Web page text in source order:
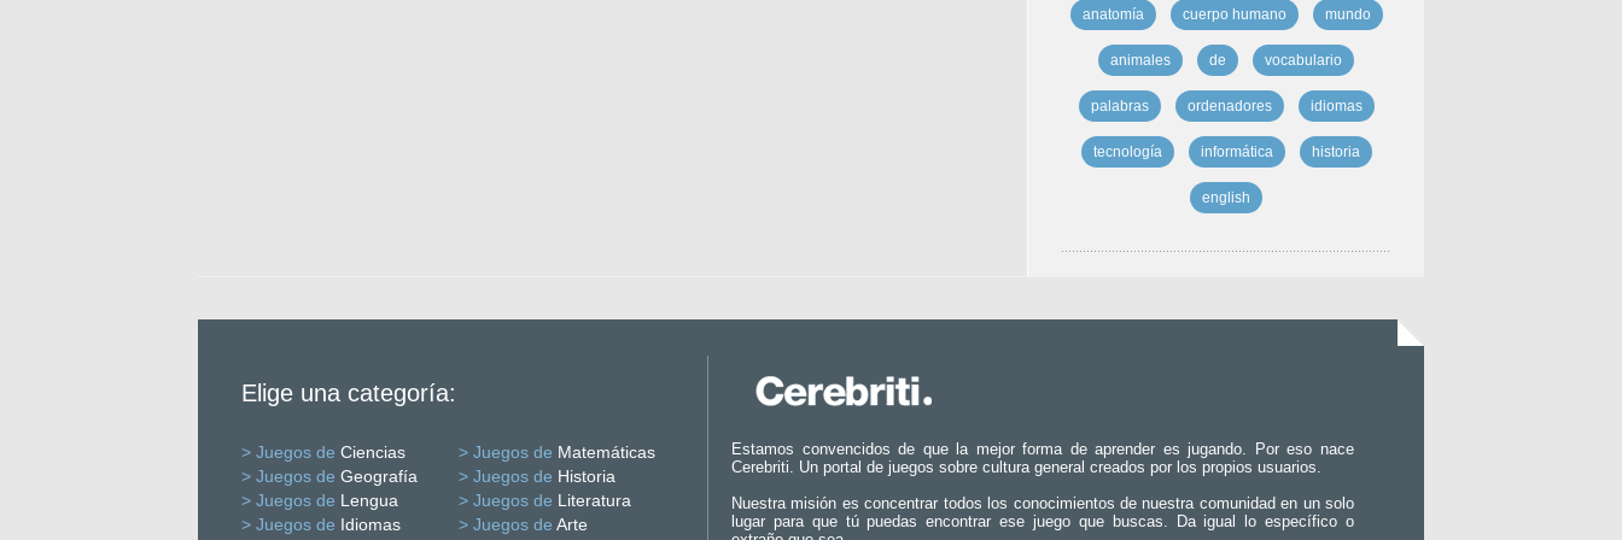
anatomía cuerpo humano mundo
animales de vocabulario
palabras ordenadores idiomas
tecnología informática historia
english
Elige una categoría:
> Juegos de Ciencias > Juegos de Matemáticas
> Juegos de Geografía > Juegos de Historia
> Juegos de Lengua > Juegos de Literatura
> Juegos de Idiomas > Juegos de Arte
Estamos convencidos de que la mejor forma de aprender es jugando. Por eso nace
Cerebriti. Un portal de juegos sobre cultura general creados por los propios usuarios.
Nuestra misión es concentrar todos los conocimientos de nuestra comunidad en un solo
lugar para que tú puedas encontrar ese juego que buscas. Da igual lo específico o